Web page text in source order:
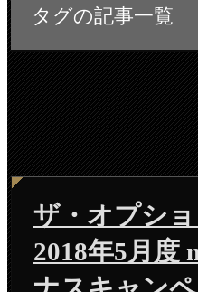
タグの記事一覧
ザ・オプシ
2018年5月度